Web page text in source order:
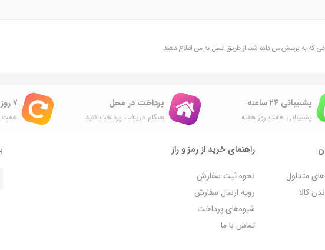
که به پرسش من داده شد، از طریق ایمیل به من اطلاع دهید.
پشتیبانی ۲۴ ساعته
پشتیبانی هفت روز هفته
پرداخت در محل
هنگام دریافت پرداخت کنید
۷ روز ضمانت بازگشت
هفت
متداول
کالا
راهنمای خرید از رمز و راز
نحوه ثبت سفارش
رویه ارسال سفارش
شیوه‌های پرداخت
تماس با ما